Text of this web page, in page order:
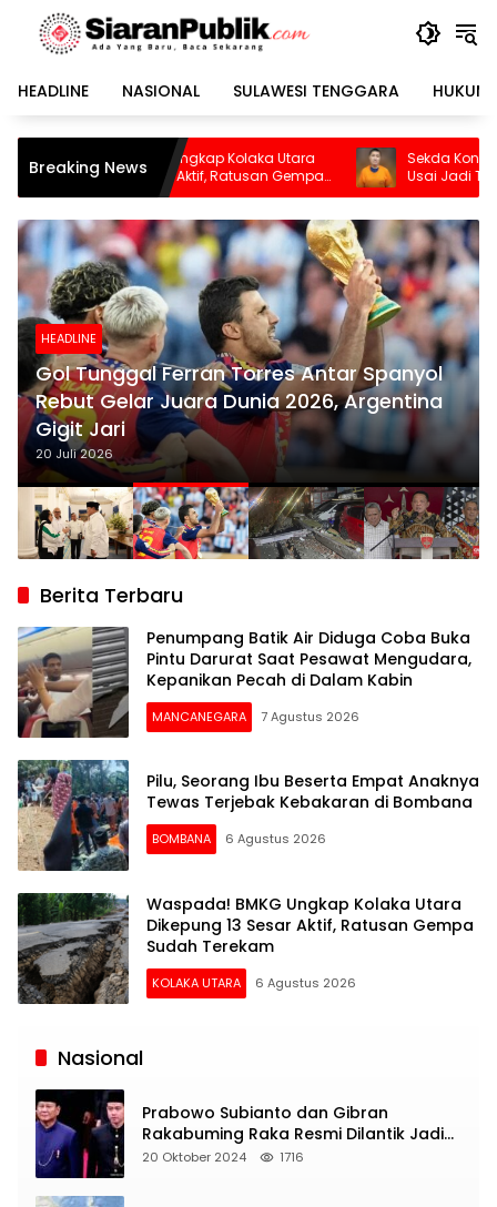
Langsung
konten
HEADLINE
NASIONAL SULAWESI TENGGARA HUKUM
Breaking News
Kolaka Utara
Ratusan Gempa
Sekda Konawe Selatan Dinonaktifkan
Usai Jadi Tersangka
HEADLINE
Gol Tunggal Ferran Torres Antar Spanyol
Rebut Gelar Juara Dunia 2026, Argentina
Gigit Jari
20 Juli 2026
Berita Terbaru
Penumpang Batik Air Diduga Coba Buka
Pintu Darurat Saat Pesawat Mengudara,
Kepanikan Pecah di Dalam Kabin
MANCANEGARA 7 Agustus 2026
Pilu, Seorang Ibu Beserta Empat Anaknya
Tewas Terjebak Kebakaran di Bombana
BOMBANA 6 Agustus 2026
Waspada! BMKG Ungkap Kolaka Utara
Dikepung 13 Sesar Aktif, Ratusan Gempa
Sudah Terekam
KOLAKA UTARA 6 Agustus 2026
Siaran
Nasional
Prabowo Subianto dan Gibran
Rakabuming Raka Resmi Dilantik Jadi
Presiden dan Wapres RI
20 Oktober 2024 1716